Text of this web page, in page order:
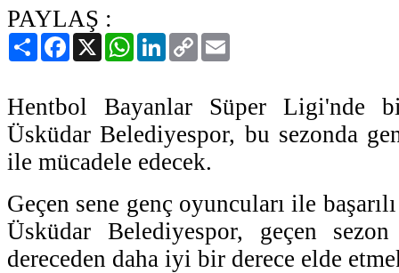
PAYLAŞ :
PaylaşFacebook
X WhatsAppLinkedIn
Copy
Link
Hentbol Bayanlar Süper Ligi'nde
Üsküdar Belediyespor, bu sezonda
ile mücadele edecek.
Geçen sene genç oyuncuları ile
Üsküdar Belediyespor, geçen
dereceden daha iyi bir derece elde